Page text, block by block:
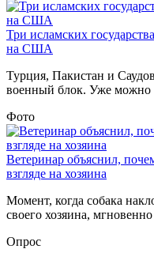
Три исламских
на США
Турция, Пакистан и
военный блок. Уже можно
Фото
Ветеринар объяснил,
взгляде на хозяина
Момент, когда собака
своего хозяина,
Опрос